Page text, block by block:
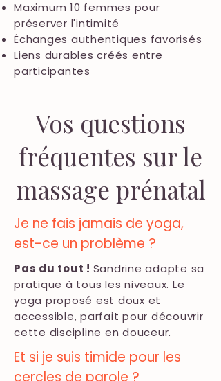
Maximum 10 femmes pour
préserver l'intimité
Échanges authentiques favorisés
Liens durables créés entre
participantes
Vos questions
fréquentes sur le
massage prénatal
Je ne fais jamais de yoga,
est-ce un problème ?
Pas du tout ! Sandrine adapte sa
pratique à tous les niveaux. Le
yoga proposé est doux et
accessible, parfait pour découvrir
cette discipline en douceur.
Et si je suis timide pour les
cercles de parole ?